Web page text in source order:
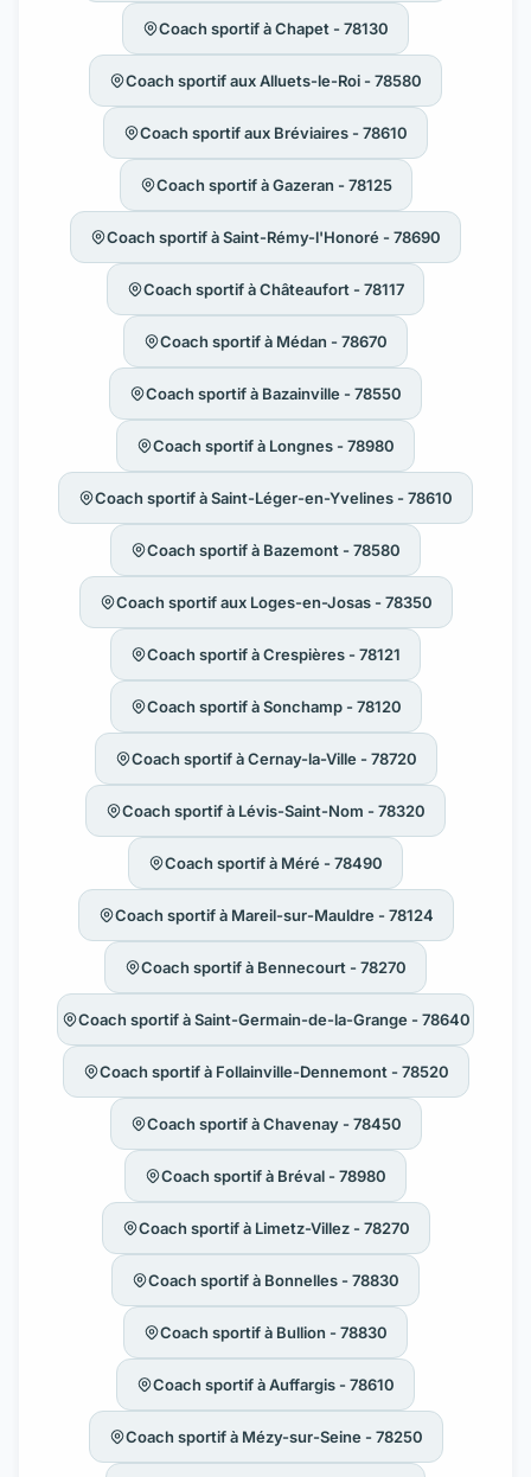
Coach sportif à Chapet - 78130
Coach sportif aux Alluets-le-Roi - 78580
Coach sportif aux Bréviaires - 78610
Coach sportif à Gazeran - 78125
Coach sportif à Saint-Rémy-l'Honoré - 78690
Coach sportif à Châteaufort - 78117
Coach sportif à Médan - 78670
Coach sportif à Bazainville - 78550
Coach sportif à Longnes - 78980
Coach sportif à Saint-Léger-en-Yvelines - 78610
Coach sportif à Bazemont - 78580
Coach sportif aux Loges-en-Josas - 78350
Coach sportif à Crespières - 78121
Coach sportif à Sonchamp - 78120
Coach sportif à Cernay-la-Ville - 78720
Coach sportif à Lévis-Saint-Nom - 78320
Coach sportif à Méré - 78490
Coach sportif à Mareil-sur-Mauldre - 78124
Coach sportif à Bennecourt - 78270
Coach sportif à Saint-Germain-de-la-Grange - 78640
Coach sportif à Follainville-Dennemont - 78520
Coach sportif à Chavenay - 78450
Coach sportif à Bréval - 78980
Coach sportif à Limetz-Villez - 78270
Coach sportif à Bonnelles - 78830
Coach sportif à Bullion - 78830
Coach sportif à Auffargis - 78610
Coach sportif à Mézy-sur-Seine - 78250